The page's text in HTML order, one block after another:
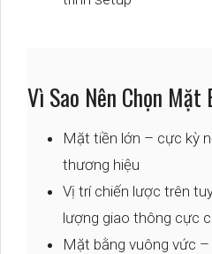
Vì Sao Nên Chọn Mặt
Mặt tiền lớn – cực kỳ
thương hiệu
Vị trí chiến lược trên
lượng giao thông cực
Mặt bằng vuông vức